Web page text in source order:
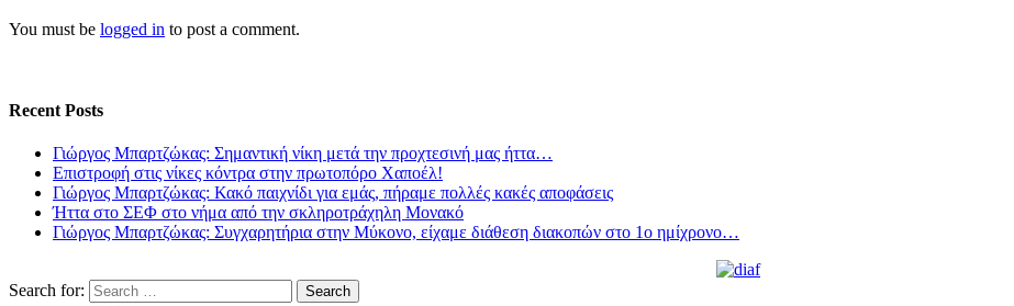
You must be logged in to post a comment.
Recent Posts
Γιώργος Μπαρτζώκας: Σημαντική νίκη μετά την προχτεσινή μας ήττα…
Επιστροφή στις νίκες κόντρα στην πρωτοπόρο Χαποέλ!
Γιώργος Μπαρτζώκας: Κακό παιχνίδι για εμάς, πήραμε πολλές κακές αποφάσεις
Ήττα στο ΣΕΦ στο νήμα από την σκληροτράχηλη Μονακό
Γιώργος Μπαρτζώκας: Συγχαρητήρια στην Μύκονο, είχαμε διάθεση διακοπών στο 1ο ημίχρονο…
Search for: